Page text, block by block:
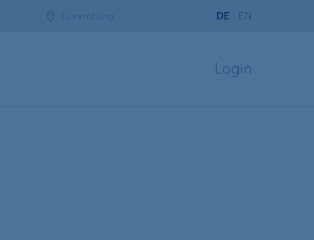
Luxemburg DE EN
Login